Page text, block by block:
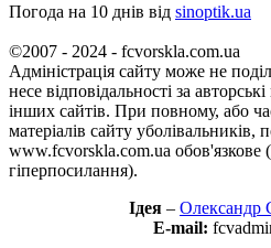
Погода на 10 днів від sinoptik.ua
©2007 - 2024 - fcvorskla.com.ua
Адміністрація сайту може не
несе відповідальності за
інших сайтів. При повному, або
матеріалів сайту уболівальників,
www.fcvorskla.com.ua обов'язкове
гіперпосилання).
Ідея – Олександр
E-mail: